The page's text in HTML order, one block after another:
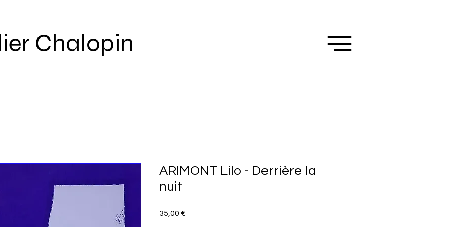
Chalopin
ARIMONT Lilo - Derrière la
nuit
35,00 €